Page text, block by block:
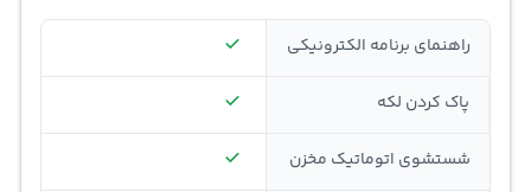
راهنمای برنامه الکترونیکی
پاک کردن لکه
شستشوی اتوماتیک مخزن